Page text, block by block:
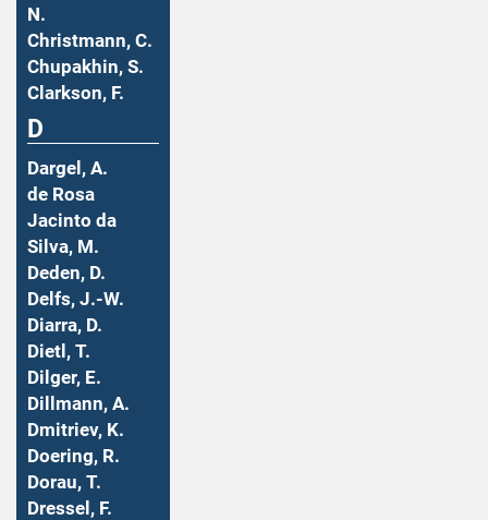
N.
Christmann, C.
Chupakhin, S.
Clarkson, F.
D
Dargel, A.
de Rosa
Jacinto da
Silva, M.
Deden, D.
Delfs, J.-W.
Diarra, D.
Dietl, T.
Dilger, E.
Dillmann, A.
Dmitriev, K.
Doering, R.
Dorau, T.
Dressel, F.